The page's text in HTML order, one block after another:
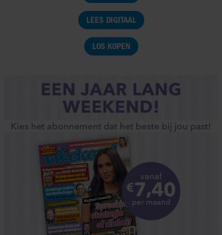
LEES DIGITAAL
LOS KOPEN